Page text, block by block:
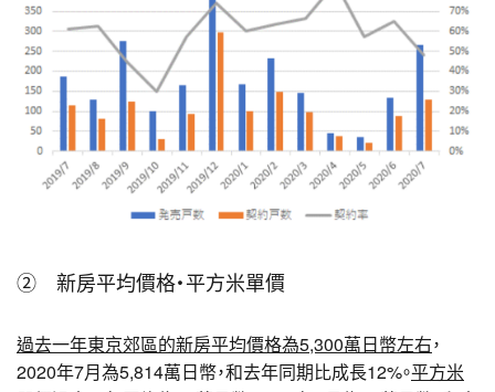
② 新房平均價格・平方米單價
過去一年東京郊區的新房平均價格為5,300萬日幣左右，
2020年7月為5,814萬日幣，和去年同期比成長12%。平方米